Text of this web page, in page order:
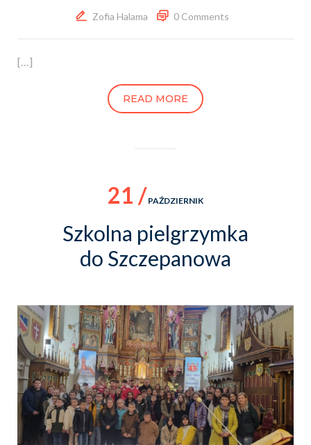
Zofia Halama
0 Comments
[…]
READ MORE
21 / PAŹDZIERNIK
Szkolna pielgrzymka
do Szczepanowa